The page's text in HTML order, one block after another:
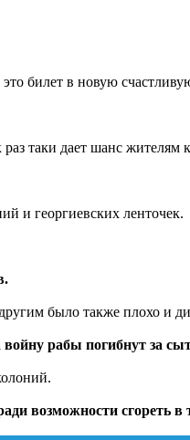
билет в новую
таки дает шанс жителям
и георгиевских ленточек.
было также плохо и
рабы погибнут за
возможности сгореть в